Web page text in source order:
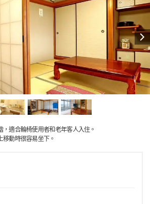
適合輪椅使用者和老年客人入住。
移動時很容易坐下。